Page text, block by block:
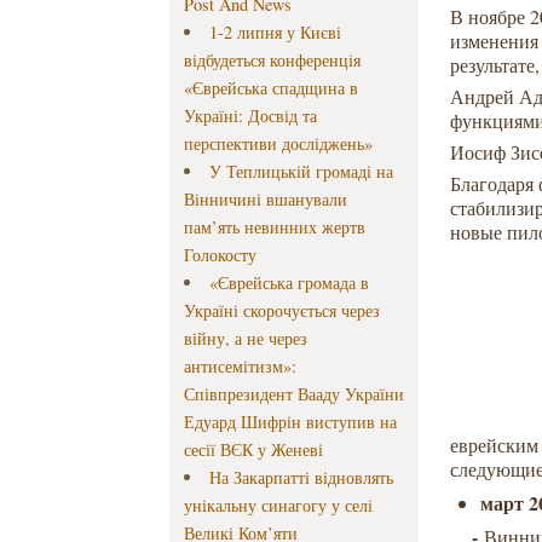
1-2 липня у Києві
відбудеться конференція
«Єврейська спадщина в
Україні: Досвід та
перспективи досліджень»
У Теплицькій громаді на
Вінничині вшанували
пам’ять невинних жертв
Голокосту
«Єврейська громада в
Україні скорочується через
війну, а не через
антисемітизм»:
Співпрезидент Вааду України
Едуард Шифрін виступив на
сесії ВЄК у Женеві
На Закарпатті відновлять
унікальну синагогу у селі
Великі Ком’яти
В ноябре
Андрей
Иосиф
новые
март